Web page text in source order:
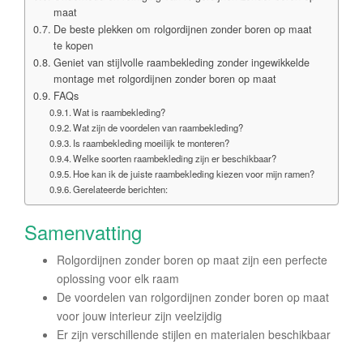
maat
De beste plekken om rolgordijnen zonder boren op maat
te kopen
Geniet van stijlvolle raambekleding zonder ingewikkelde
montage met rolgordijnen zonder boren op maat
FAQs
Wat is raambekleding?
Wat zijn de voordelen van raambekleding?
Is raambekleding moeilijk te monteren?
Welke soorten raambekleding zijn er beschikbaar?
Hoe kan ik de juiste raambekleding kiezen voor mijn ramen?
Gerelateerde berichten:
Samenvatting
Rolgordijnen zonder boren op maat zijn een perfecte
oplossing voor elk raam
De voordelen van rolgordijnen zonder boren op maat
voor jouw interieur zijn veelzijdig
Er zijn verschillende stijlen en materialen beschikbaar